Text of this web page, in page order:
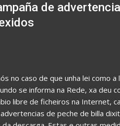
de
no caso de que unha lei como a
se informa na Rede, xa deu
libre de ficheiros na Internet,
de peche de billa